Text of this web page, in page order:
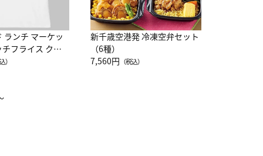
ランチ マーケッ
フライス クル
半袖Ｔシャツ
）
新千歳空港発 冷凍空弁セット
（6種）
7,560円 （税込）